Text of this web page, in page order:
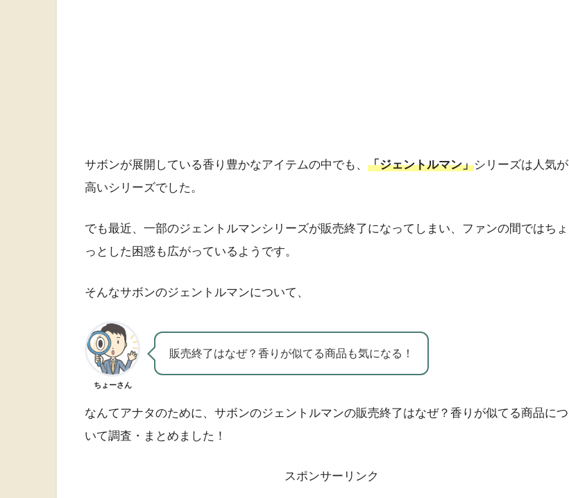
サボンが展開している香り豊かなアイテムの中でも、 「ジェントルマン」シリーズは人気が
高いシリーズでした。
でも最近、一部のジェントルマンシリーズが販売終了になってしまい、ファンの間ではちょ
っとした困惑も広がっているようです。
そんなサボンのジェントルマンについて、
ちょーさん
販売終了はなぜ？香りが似てる商品も気になる！
なんてアナタのために、サボンのジェントルマンの販売終了はなぜ？香りが似てる商品につ
いて調査・まとめました！
スポンサーリンク